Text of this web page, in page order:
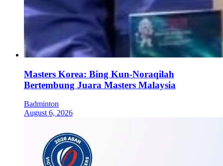
Masters Korea: Bing Kun-Noraqilah
Bertembung Juara Masters Malaysia
Badminton
August 6, 2026